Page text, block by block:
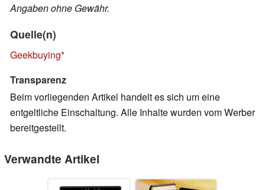
Angaben ohne Gewähr.
Quelle(n)
Geekbuying
Transparenz
Beim vorliegenden Artikel handelt es sich um eine
entgeltliche Einschaltung. Alle Inhalte wurden vom Werber
bereitgestellt.
Verwandte Artikel